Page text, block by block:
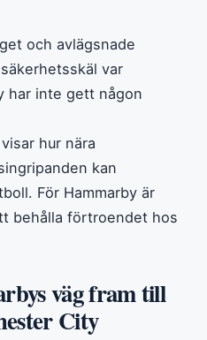
och avlägsnade
var
har inte gett någon
hur nära
kan
För Hammarby är
behålla förtroendet hos
väg fram till
City